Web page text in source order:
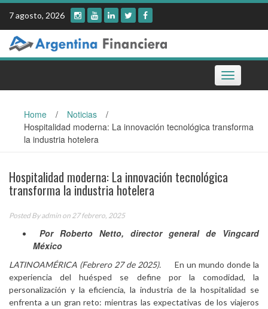
Skip
content
7 agosto, 2026
Toggle
navigation
Home / Noticias
/
Hospitalidad moderna: La innovación tecnológica transforma
la industria hotelera
Hospitalidad moderna: La innovación tecnológica
transforma la industria hotelera
Posted Byadmin on 27 febrero, 2025
Por Roberto Netto, director general de Vingcard
México
LATINOAMÉRICA (Febrero 27 de 2025).En un mundo donde la
experiencia del huésped se define por la comodidad, la
personalización y la eficiencia, la industria de la hospitalidad se
enfrenta a un gran reto: mientras las expectativas de los viajeros